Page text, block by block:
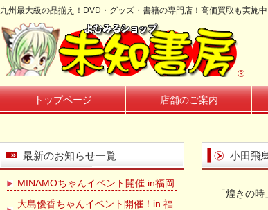
九州最大級の品揃え！DVD・グッズ・書籍の専門店！高価買取も実施中
®
トップページ 店舗のご案内
小田飛
「煌きの
最新のお知らせ一覧
MINAMOちゃんイベント開催 in福岡
大島優香ちゃんイベント開催！in 福